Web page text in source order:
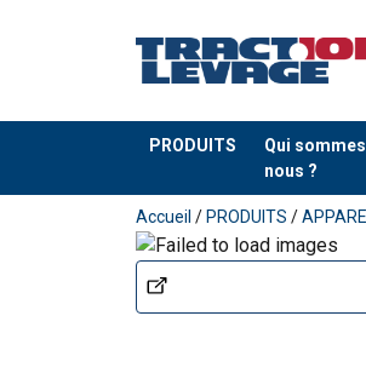
PRODUITS
Qui
nous ?
Ajouté au panier
Accueil / PRODUITS /